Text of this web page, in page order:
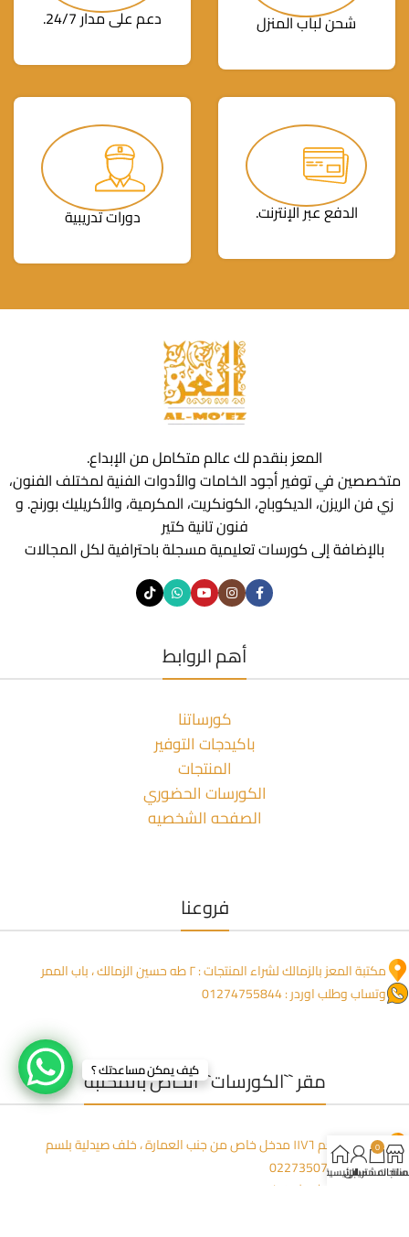
شحن لباب المنزل دعم على مدار 24/7.
الدفع عبر الإنترنت. دورات تدريبية
المعز بنقدم لك عالم متكامل من الإبداع.
متخصصين في توفير أجود الخامات والأدوات الفنية لمختلف الفنون،
زي فن الريزن، الديكوباج، الكونكريت، المكرمية، والأكريليك بورنج. و
فنون تانية كتير
بالإضافة إلى كورسات تعليمية مسجلة باحترافية لكل المجالات
أهم الروابط
كورساتنا
باكيدجات التوفير
المنتجات
الكورسات الحضوري
الصفحه الشخصيه
فروعنا
مكتبة المعز بالزمالك لشراء المنتجات : ٢ طه حسين الزمالك ، باب الممر
وتساب وطلب اوردر : 01274755844
مقر ``الكورسات`` الخاص بالمكتبة
عمارة المنعم ١١٧٦ مدخل خاص من جنب العمارة ، خلف صيدلية بلسم
للاتصال: 0227350723
وتساب (مفيش شبكة) : 01223395449
كيف يمكن مساعدتك ؟
0
سلة المشتريات
حسابيالرئيسية